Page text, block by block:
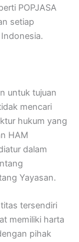
POPJASA
setiap
untuk tujuan
mencari
hukum yang
HAM
dalam
Yayasan.
tersendiri
memiliki harta
pihak